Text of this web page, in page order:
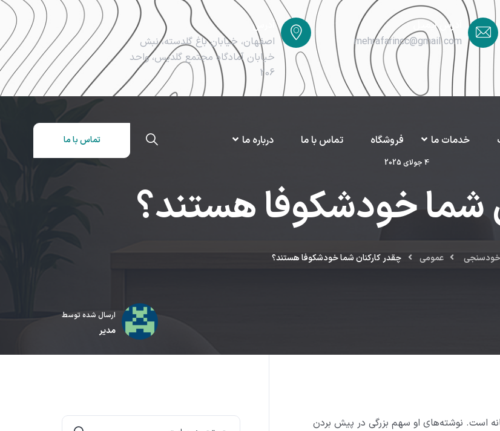
آدرس ایمیل
mehrafarincc@gmail.com
آدرس
اصفهان، خیابان باغ گلدسته، نبش
خیابان آمادگاه مجتمع گلدیس، واحد
206
خدمات ما فروشگاه تماس با ما درباره ما تماس با ما
4 جولای 2025
شما خودشکوفا هستند؟
خودسنجی عمومی چقدر کارکنان شما خودشکوفا هستند؟
ارسال شده توسط
مدیر
است. نوشته‌های او سهم بزرگی در پیش بردن